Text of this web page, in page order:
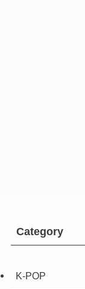
Category
K-POP